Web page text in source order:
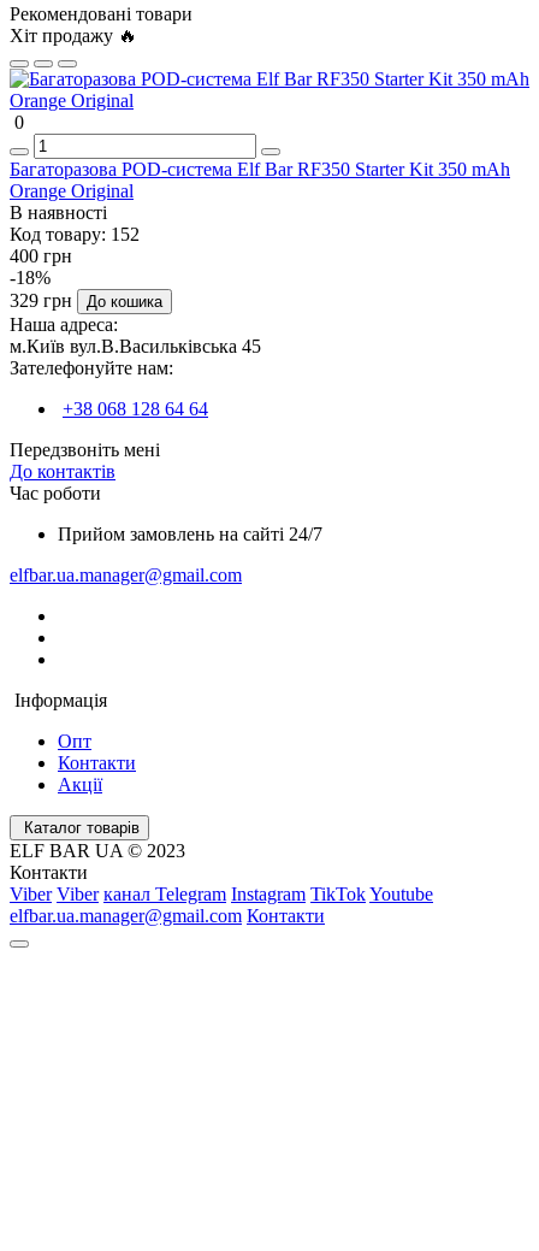
Рекомендовані товари
Хіт продажу 🔥
0
Багаторазова POD-система Elf Bar RF350 Starter Kit 350 mAh
Orange Original
В наявності
Код товару: 152
400 грн
-18%
329 грн
До кошика
Наша адреса:
м.Київ вул.В.Васильківська 45
Зателефонуйте нам:
+38 068 128 64 64
Передзвоніть мені
До контактів
Час роботи
Прийом замовлень на сайті 24/7
elfbar.ua.manager@gmail.com
Інформація
Опт
Контакти
Акції
Каталог товарів
ELF BAR UA © 2023
Контакти
Viber Viber канал Telegram Instagram TikTokYoutube
elfbar.ua.manager@gmail.com Контакти